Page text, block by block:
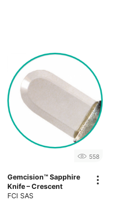
558
Gemcision™ Sapphire
Knife – Crescent
FCI SAS